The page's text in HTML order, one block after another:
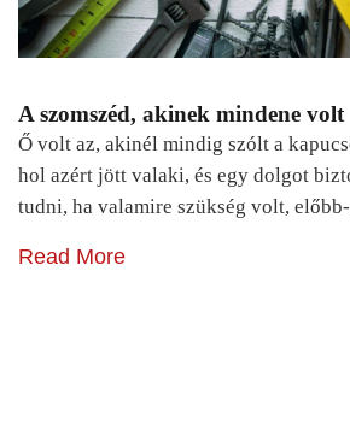
A szomszéd, akinek mindene volt
Ő volt az, akinél mindig szólt a
hol azért jött valaki, és egy dolgot
tudni, ha valamire szükség volt,
Read More